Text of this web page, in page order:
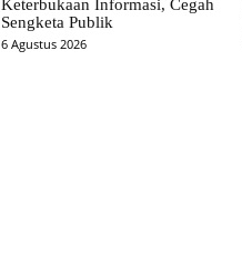
Keterbukaan Informasi, Cegah
Sengketa Publik
6 Agustus 2026